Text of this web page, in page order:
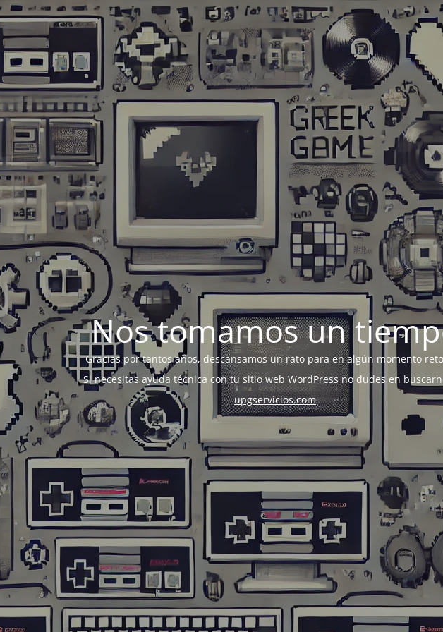
Nos tomamos un
Gracias por tantos años, descansamos un rato para en algún momento
Si necesitas ayuda técnica con tu sitio web WordPress no dudes en
upgservicios.com